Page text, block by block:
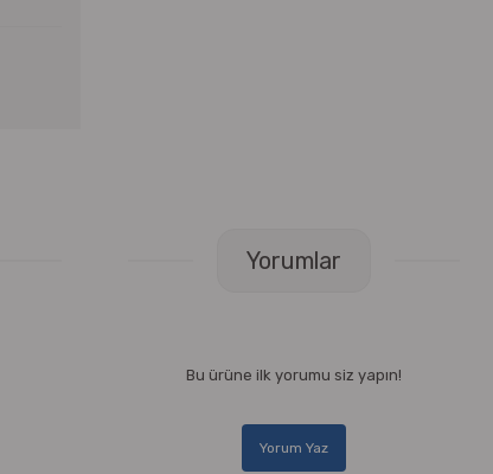
Yorumlar
Bu ürüne ilk yorumu siz yapın!
Yorum Yaz